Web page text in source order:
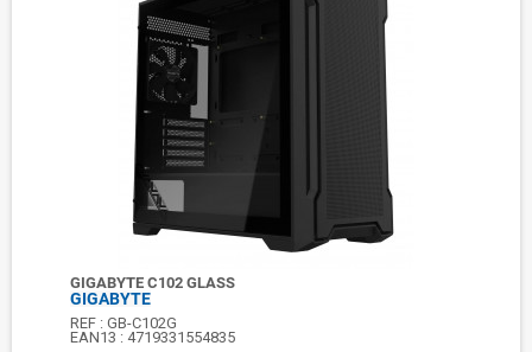
GIGABYTE C102 GLASS
GIGABYTE
REF :GB-C102G
EAN13 : 4719331554835